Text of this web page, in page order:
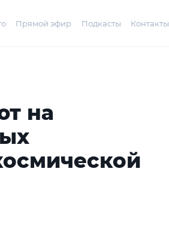
Прямой эфир Подкасты Контакты
на